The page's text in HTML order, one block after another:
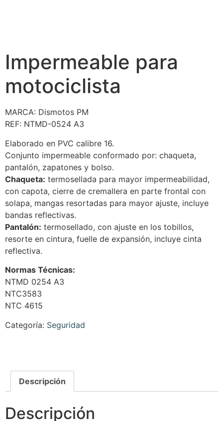
Impermeable para
motociclista
MARCA: Dismotos PM
REF: NTMD-0524 A3
Elaborado en PVC calibre 16.
Conjunto impermeable conformado por: chaqueta,
pantalón, zapatones y bolso.
Chaqueta: termosellada para mayor impermeabilidad,
con capota, cierre de cremallera en parte frontal con
solapa, mangas resortadas para mayor ajuste, incluye
bandas reflectivas.
Pantalón: termosellado, con ajuste en los tobillos,
resorte en cintura, fuelle de expansión, incluye cinta
reflectiva.
Normas Técnicas:
NTMD 0254 A3
NTC3583
NTC 4615
Categoría: Seguridad
Descripción
Descripción